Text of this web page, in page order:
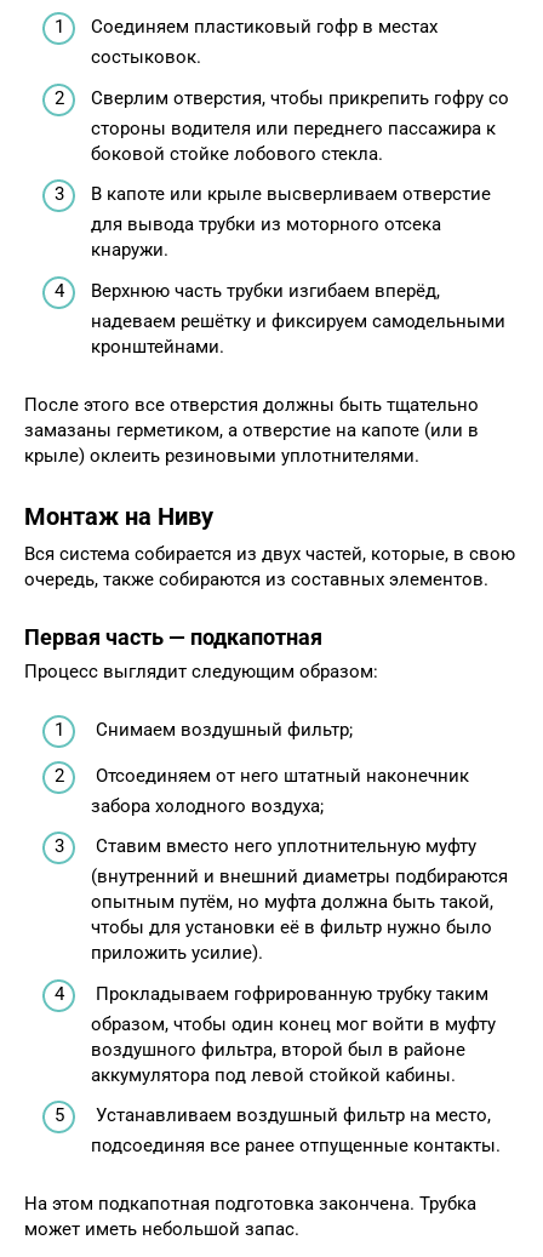
Соединяем пластиковый гофр в местах
состыковок.
Сверлим отверстия, чтобы прикрепить гофру со
стороны водителя или переднего пассажира к
боковой стойке лобового стекла.
В капоте или крыле высверливаем отверстие
для вывода трубки из моторного отсека
кнаружи.
Верхнюю часть трубки изгибаем вперёд,
надеваем решётку и фиксируем самодельными
кронштейнами.
После этого все отверстия должны быть тщательно
замазаны герметиком, а отверстие на капоте (или в
крыле) оклеить резиновыми уплотнителями.
Монтаж на Ниву
Вся система собирается из двух частей, которые, в свою
очередь, также собираются из составных элементов.
Первая часть — подкапотная
Процесс выглядит следующим образом:
Снимаем воздушный фильтр;
Отсоединяем от него штатный наконечник
забора холодного воздуха;
Ставим вместо него уплотнительную муфту
(внутренний и внешний диаметры подбираются
опытным путём, но муфта должна быть такой,
чтобы для установки её в фильтр нужно было
приложить усилие).
Прокладываем гофрированную трубку таким
образом, чтобы один конец мог войти в муфту
воздушного фильтра, второй был в районе
аккумулятора под левой стойкой кабины.
Устанавливаем воздушный фильтр на место,
подсоединяя все ранее отпущенные контакты.
На этом подкапотная подготовка закончена. Трубка
может иметь небольшой запас.